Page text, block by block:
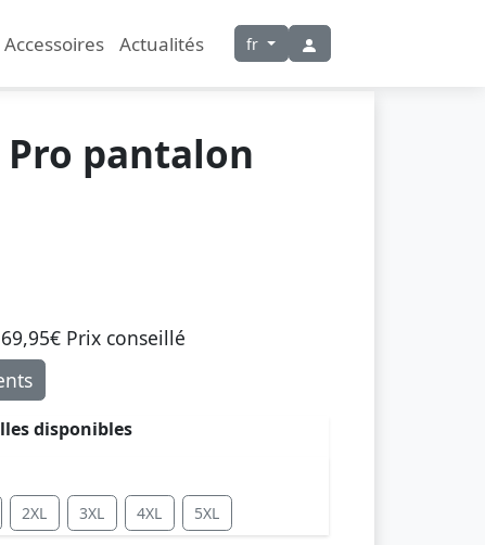
Accessoires Actualités fr
Pro pantalon
Prix ​​conseillé
disponibles
2XL 3XL 4XL 5XL